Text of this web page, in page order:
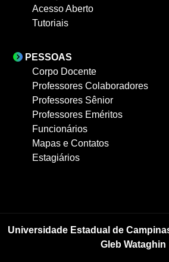
Acesso Aberto
Tutoriais
PESSOAS
Corpo Docente
Professores Colaboradores
Professores Sênior
Professores Eméritos
Funcionários
Mapas e Contatos
Estagiários
Universidade Estadual de
Gleb Wataghin